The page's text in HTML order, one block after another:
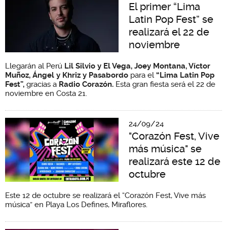
El primer “Lima
Latin Pop Fest” se
realizará el 22 de
noviembre
Llegarán al Perú Lil Silvio y El Vega, Joey Montana, Víctor
Muñoz, Ángel y Khriz y Pasabordo para el “Lima Latin Pop
Fest”, gracias a Radio Corazón. Esta gran fiesta será el 22 de
noviembre en Costa 21.
24/09/24
"Corazón Fest, Vive
más música" se
realizará este 12 de
octubre
Este 12 de octubre se realizará el “Corazón Fest, Vive más
música” en Playa Los Defines, Miraflores.